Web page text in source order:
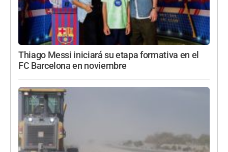
Thiago Messi iniciará su etapa formativa en el
FC Barcelona en noviembre